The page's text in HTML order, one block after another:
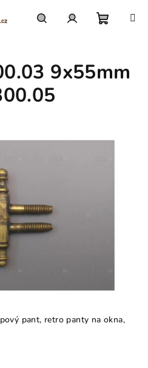
košík
pant, retro panty na okna,
9x55mm